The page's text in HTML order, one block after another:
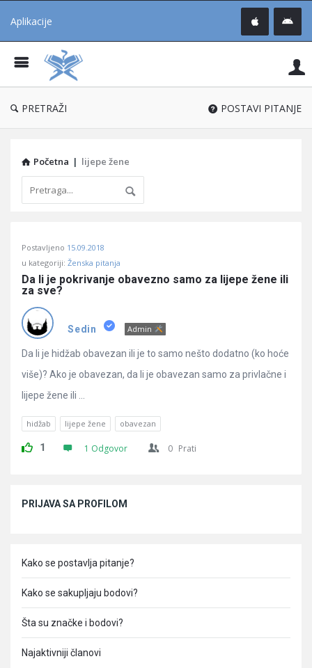
Aplikacije
®
PRETRAŽI POSTAVI PITANJE
Početna | lijepe žene
Učene
Latest
Pitanja
Postavljeno 15.09.2018
u kategoriji: Ženska pitanja
Da li je pokrivanje obavezno samo za lijepe žene ili
za sve?
Sedin Admin
Da li je hidžab obavezan ili je to samo nešto dodatno (ko hoće
više)? Ako je obavezan, da li je obavezan samo za privlačne i
lijepe žene ili ...
hidžab lijepe žene obavezan
1 1 Odgovor 0 Prati
PRIJAVA SA PROFILOM
Kako se postavlja pitanje?
Kako se sakupljaju bodovi?
Šta su značke i bodovi?
Najaktivniji članovi